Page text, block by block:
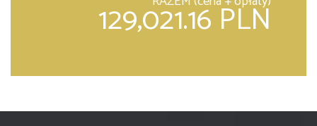
129,021.16 PLN